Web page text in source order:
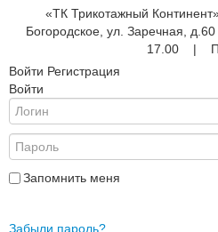
«ТК Трикотажный
Богородское, ул. Заречная,
17.00 |
Войти Регистрация
Войти
Запомнить меня
Забыли пароль?